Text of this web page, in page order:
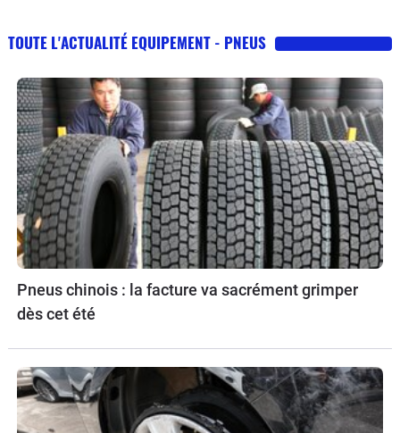
TOUTE L'ACTUALITÉ EQUIPEMENT - PNEUS
Pneus chinois : la facture va sacrément grimper
dès cet été